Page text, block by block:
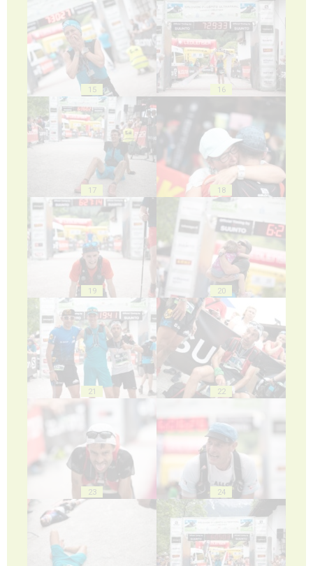
15 16
17 18
19 20
21 22
23 24